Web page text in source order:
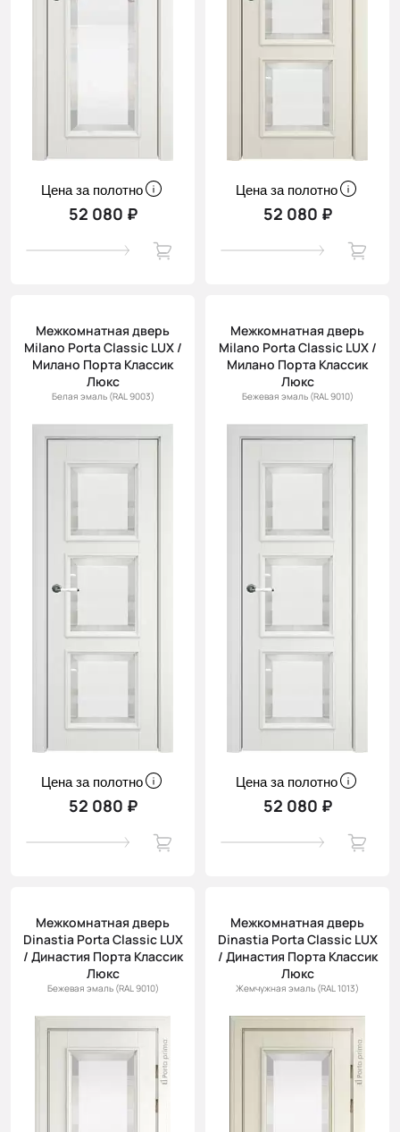
Цена за полотно
52 080 ₽
Цена за полотно
52 080 ₽
Межкомнатная дверь
Milano Porta Classic LUX /
Милано Порта Классик
Люкс
Белая эмаль (RAL 9003)
Цена за полотно
52 080 ₽
Межкомнатная дверь
Milano Porta Classic LUX /
Милано Порта Классик
Люкс
Бежевая эмаль (RAL 9010)
Цена за полотно
52 080 ₽
Межкомнатная дверь
Dinastia Porta Classic LUX
/ Династия Порта Классик
Люкс
Бежевая эмаль (RAL 9010)
Межкомнатная дверь
Dinastia Porta Classic LUX
/ Династия Порта Классик
Люкс
Жемчужная эмаль (RAL 1013)